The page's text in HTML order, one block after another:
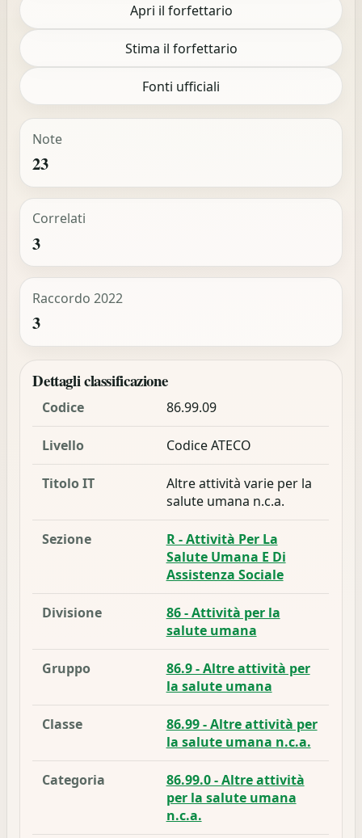
Apri il forfettario
Stima il forfettario
Fonti ufficiali
Note
23
Correlati
3
Raccordo 2022
3
Dettagli classificazione
Codice 86.99.09
Livello Codice ATECO
Titolo IT
Altre attività varie per la
salute umana n.c.a.
Sezione
R - Attività Per La
Salute Umana E Di
Assistenza Sociale
Divisione
86 - Attività per la
salute umana
Gruppo
86.9 - Altre attività per
la salute umana
Classe
86.99 - Altre attività per
la salute umana n.c.a.
Categoria
86.99.0 - Altre attività
per la salute umana
n.c.a.